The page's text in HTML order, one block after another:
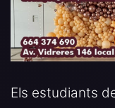
Els estudiants